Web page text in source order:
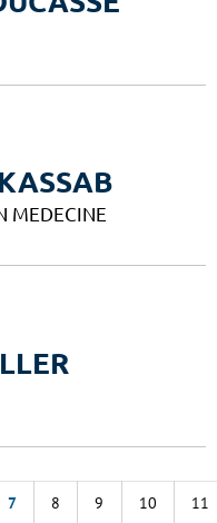
MEDECINE
7 8 9 10 11